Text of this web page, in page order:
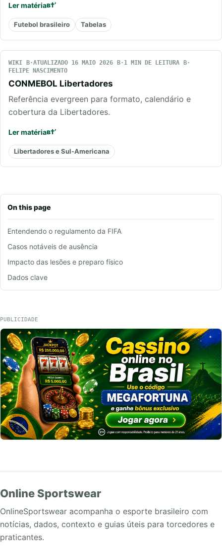
On this page
Entendendo o regulamento da FIFA
Casos notáveis de ausência
Impacto das lesões e preparo físico
Dados clave
Ler matéria
Futebol brasileiro Tabelas
WIKI ATUALIZADO 16 MAIO 2026
1 MIN DE LEITURA
FELIPE NASCIMENTO
CONMEBOL Libertadores
Referência evergreen para formato, calendário e
cobertura da Libertadores.
Ler matéria
Libertadores e Sul-Americana
PUBLICIDADE
Online Sportswear
OnlineSportswear acompanha o esporte brasileiro com
notícias, dados, contexto e guias úteis para torcedores e
praticantes.